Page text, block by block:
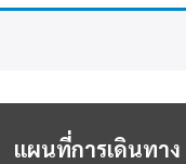
แผนที่การเดินทาง